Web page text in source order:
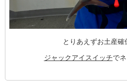
とりあえずお土産確
ジャックアイスイッチで